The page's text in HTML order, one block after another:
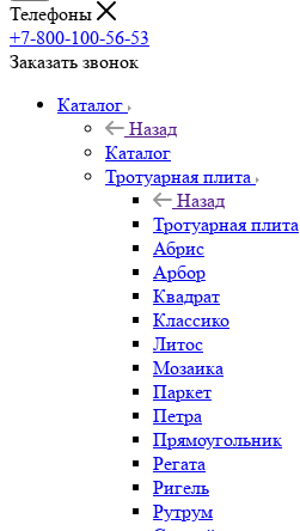
Телефоны
+7-800-100-56-53
Заказать звонок
Каталог
Назад
Каталог
Тротуарная плита
Назад
Тротуарная плита
Абрис
Арбор
Квадрат
Классико
Литос
Мозаика
Паркет
Петра
Прямоугольник
Регата
Ригель
Рутрум